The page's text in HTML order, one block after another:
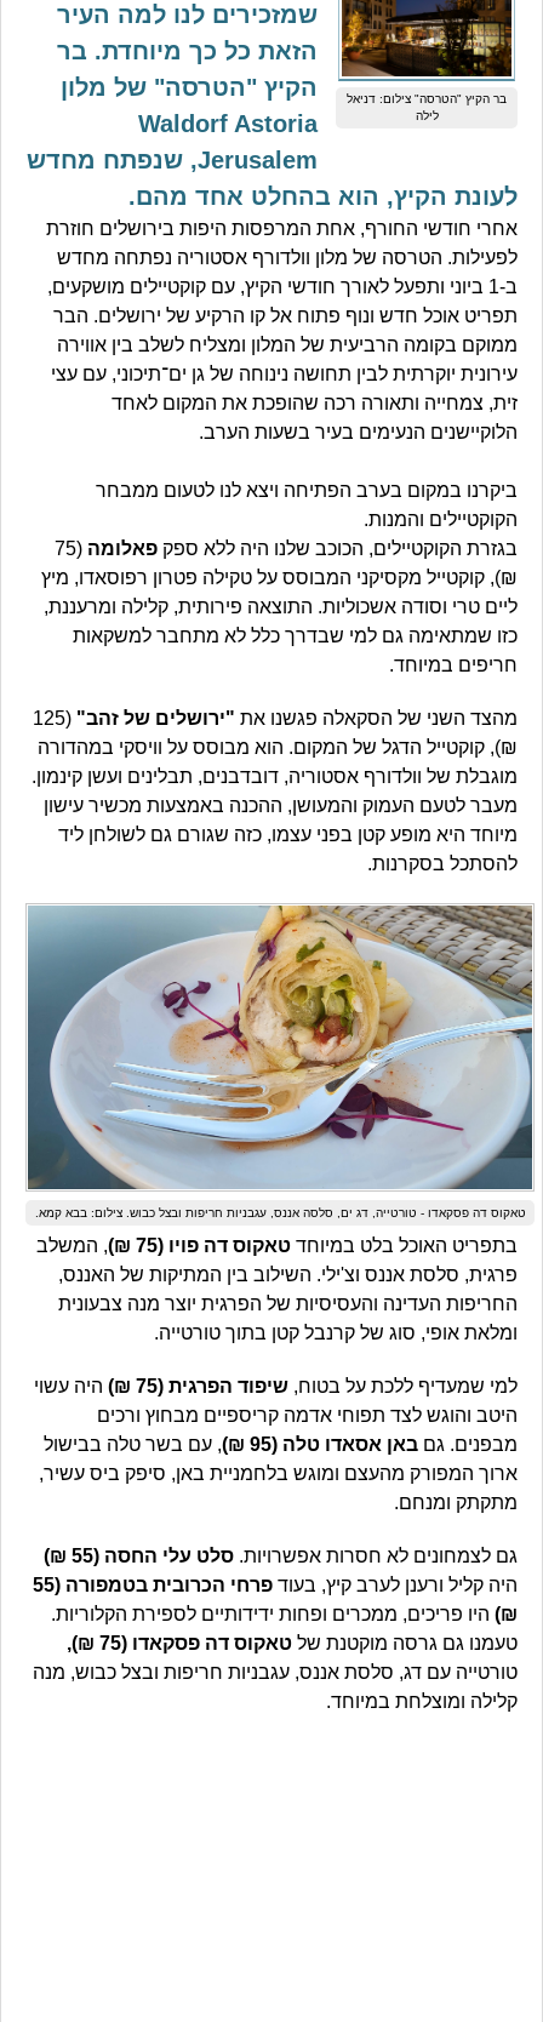
בר הקיץ "הטרסה" צילום: דניאל
לילה
שמזכירים לנו למה העיר
הזאת כל כך מיוחדת. בר
הקיץ "הטרסה" של מלון
Waldorf Astoria
Jerusalem, שנפתח מחדש
לעונת הקיץ, הוא בהחלט אחד מהם.
אחרי חודשי החורף, אחת המרפסות היפות בירושלים חוזרת
לפעילות. הטרסה של מלון וולדורף אסטוריה נפתחה מחדש
ב-1 ביוני ותפעל לאורך חודשי הקיץ, עם קוקטיילים מושקעים,
תפריט אוכל חדש ונוף פתוח אל קו הרקיע של ירושלים. הבר
ממוקם בקומה הרביעית של המלון ומצליח לשלב בין אווירה
עירונית יוקרתית לבין תחושה נינוחה של גן ים־תיכוני, עם עצי
זית, צמחייה ותאורה רכה שהופכת את המקום לאחד
הלוקיישנים הנעימים בעיר בשעות הערב.
ביקרנו במקום בערב הפתיחה ויצא לנו לטעום ממבחר
הקוקטיילים והמנות.
בגזרת הקוקטיילים, הכוכב שלנו היה ללא ספק פאלומה (75
₪), קוקטייל מקסיקני המבוסס על טקילה פטרון רפוסאדו, מיץ
ליים טרי וסודה אשכוליות. התוצאה פירותית, קלילה ומרעננת,
כזו שמתאימה גם למי שבדרך כלל לא מתחבר למשקאות
חריפים במיוחד.
מהצד השני של הסקאלה פגשנו את "ירושלים של זהב" (125
₪), קוקטייל הדגל של המקום. הוא מבוסס על וויסקי במהדורה
מוגבלת של וולדורף אסטוריה, דובדבנים, תבלינים ועשן קינמון.
מעבר לטעם העמוק והמעושן, ההכנה באמצעות מכשיר עישון
מיוחד היא מופע קטן בפני עצמו, כזה שגורם גם לשולחן ליד
להסתכל בסקרנות.
טאקוס דה פסקאדו - טורטייה, דג ים, סלסה אננס, עגבניות חריפות ובצל כבוש. צילום: בבא קמא.
בתפריט האוכל בלט במיוחד טאקוס דה פויו (75 ₪)
, המשלב
פרגית, סלסת אננס וצ'ילי. השילוב בין המתיקות של האננס,
החריפות העדינה והעסיסיות של הפרגית יוצר מנה צבעונית
ומלאת אופי, סוג של קרנבל קטן בתוך טורטייה.
למי שמעדיף ללכת על בטוח, שיפוד הפרגית (75 ₪)
היה עשוי
היטב והוגש לצד תפוחי אדמה קריספיים מבחוץ ורכים
מבפנים. גם באן אסאדו טלה (95 ₪)
, עם בשר טלה בבישול
ארוך המפורק מהעצם ומוגש בלחמניית באן, סיפק ביס עשיר,
מתקתק ומנחם.
גם לצמחונים לא חסרות אפשרויות. סלט עלי החסה (55 ₪)
היה קליל ורענן לערב קיץ, בעוד
פרחי הכרובית בטמפורה (55
₪) היו פריכים, ממכרים ופחות ידידותיים לספירת הקלוריות.
טעמנו גם גרסה מוקטנת של טאקוס דה פסקאדו (75 ₪),
טורטייה עם דג, סלסת אננס, עגבניות חריפות ובצל כבוש, מנה
קלילה ומוצלחת במיוחד.